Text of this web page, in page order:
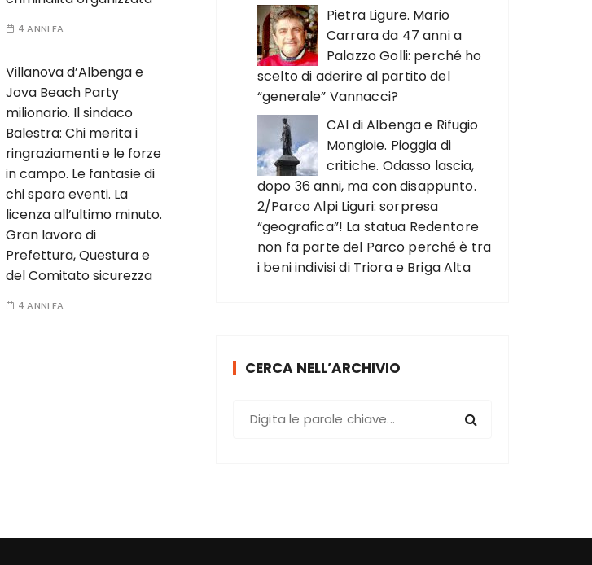
4 ANNI FA
Villanova d’Albenga e
Jova Beach Party
milionario. Il sindaco
Balestra: Chi merita i
ringraziamenti e le forze
in campo. Le fantasie di
chi spara eventi. La
licenza all’ultimo minuto.
Gran lavoro di
Prefettura, Questura e
del Comitato sicurezza
4 ANNI FA
Pietra Ligure. Mario
Carrara da 47 anni a
Palazzo Golli: perché ho
scelto di aderire al partito del
“generale” Vannacci?
CAI di Albenga e Rifugio
Mongioie. Pioggia di
critiche. Odasso lascia,
dopo 36 anni, ma con disappunto.
2/Parco Alpi Liguri: sorpresa
“geografica”! La statua Redentore
non fa parte del Parco perché è tra
i beni indivisi di Triora e Briga Alta
CERCA NELL’ARCHIVIO